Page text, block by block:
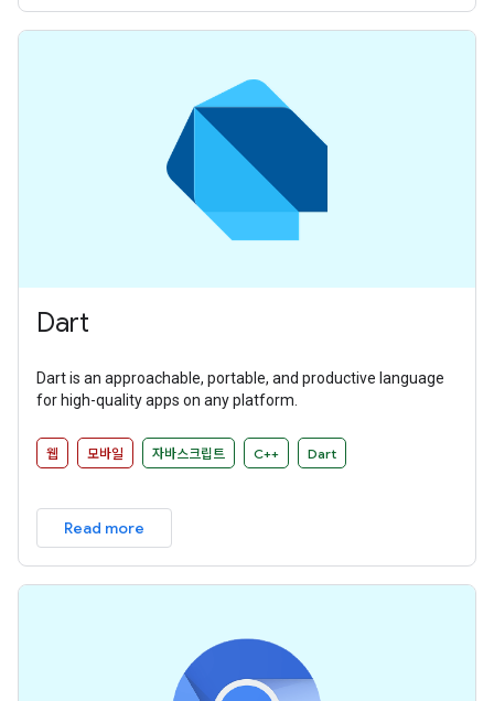
Dart
Dart is an approachable, portable, and productive language
for high-quality apps on any platform.
웹 모바일 자바스크립트 C++ Dart
Read more